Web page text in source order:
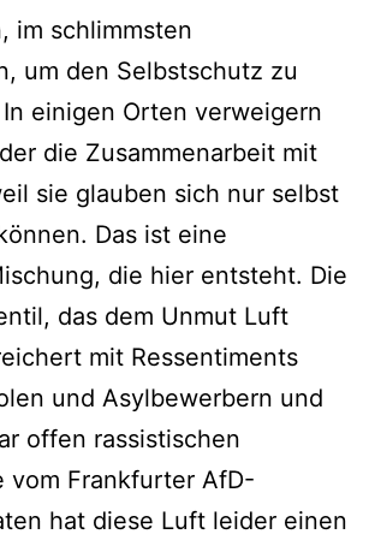
im schlimmsten
um den Selbstschutz zu
einigen Orten verweigern
die Zusammenarbeit mit
sie glauben sich nur selbst
Das ist eine
die hier entsteht. Die
das dem Unmut Luft
mit Ressentiments
und Asylbewerbern und
offen rassistischen
vom Frankfurter AfD-
hat diese Luft leider einen